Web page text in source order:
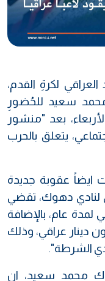
لكرةِ القدم،
محمد سعيد للحُضورِ
بعد "منشور
يتعلق بالحرب
ايضاً عقوبة جديدة
لنادي دهوك، تقضي
عام، بالإضافة
مالية قدرها 50 مليون دينار عراقي، وذلك
الشرطة".
محمد سعيد، ان